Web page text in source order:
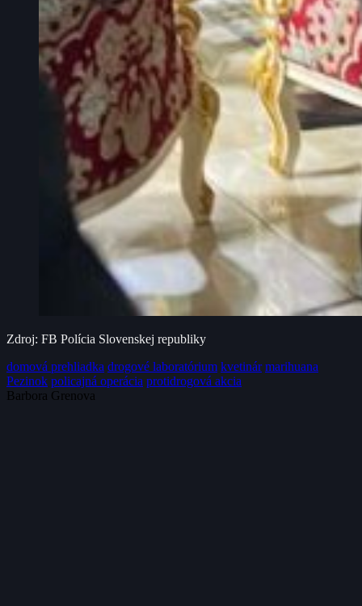
Zdroj: FB Polícia Slovenskej republiky
domová prehliadka drogové laboratórium kvetinár marihuana
Pezinok policajná operácia protidrogová akcia
Barbora Grenova